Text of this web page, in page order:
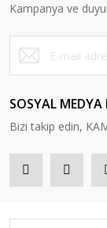
Kampanya ve
SOSYAL
Bizi takip edin,